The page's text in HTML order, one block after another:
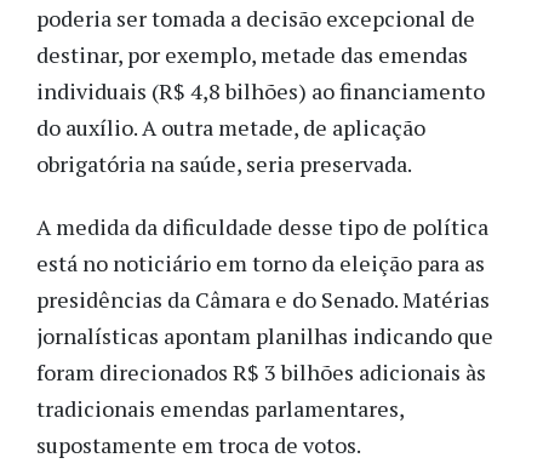
poderia ser tomada a decisão excepcional de
destinar, por exemplo, metade das emendas
individuais (R$ 4,8 bilhões) ao financiamento
do auxílio. A outra metade, de aplicação
obrigatória na saúde, seria preservada.
A medida da dificuldade desse tipo de política
está no noticiário em torno da eleição para as
presidências da Câmara e do Senado. Matérias
jornalísticas apontam planilhas indicando que
foram direcionados R$ 3 bilhões adicionais às
tradicionais emendas parlamentares,
supostamente em troca de votos.